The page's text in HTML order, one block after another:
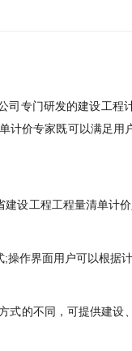
司专门研发的建设工程
计价专家既可以满足用
设工程工程量清单计
作界面用户可以根据
的不同，可提供建设